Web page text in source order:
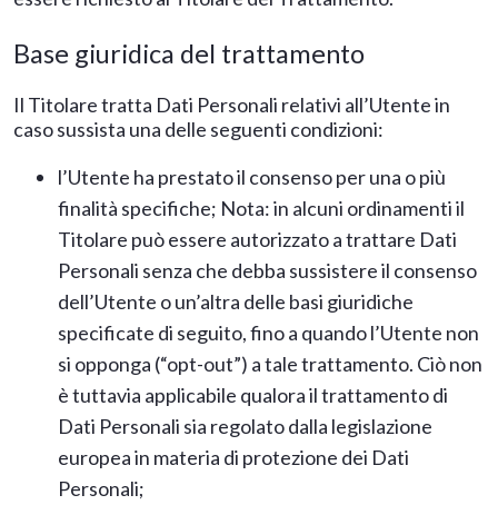
Base giuridica del trattamento
Il Titolare tratta Dati Personali relativi all’Utente in
caso sussista una delle seguenti condizioni:
l’Utente ha prestato il consenso per una o più
finalità specifiche; Nota: in alcuni ordinamenti il
Titolare può essere autorizzato a trattare Dati
Personali senza che debba sussistere il consenso
dell’Utente o un’altra delle basi giuridiche
specificate di seguito, fino a quando l’Utente non
si opponga (“opt-out”) a tale trattamento. Ciò non
è tuttavia applicabile qualora il trattamento di
Dati Personali sia regolato dalla legislazione
europea in materia di protezione dei Dati
Personali;